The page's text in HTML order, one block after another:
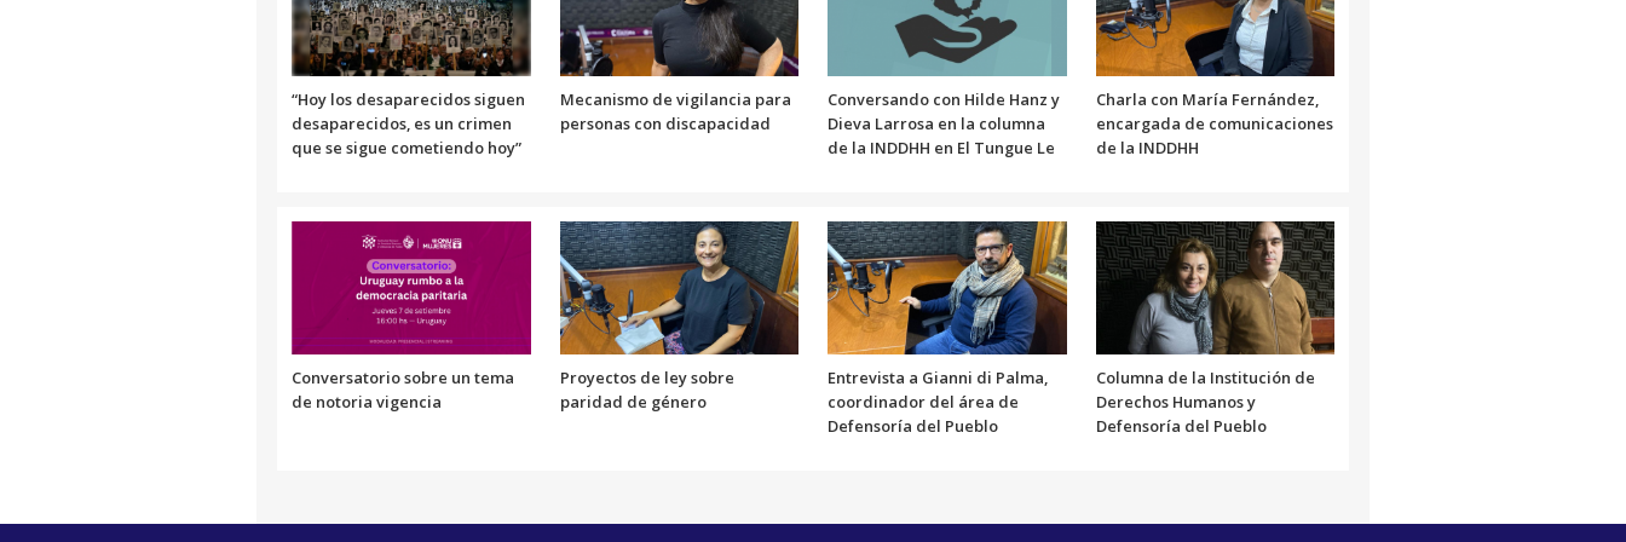
disminuir
volumen.
“Hoy los desaparecidos siguen
desaparecidos, es un crimen
que se sigue cometiendo hoy”
Mecanismo de vigilancia para
personas con discapacidad
Conversando con Hilde Hanz y
Dieva Larrosa en la columna
de la INDDHH en El Tungue Le
Charla con María Fernández,
encargada de comunicaciones
de la INDDHH
Conversatorio sobre un tema
de notoria vigencia
Proyectos de ley sobre
paridad de género
Entrevista a Gianni di Palma,
coordinador del área de
Defensoría del Pueblo
Columna de la Institución de
Derechos Humanos y
Defensoría del Pueblo